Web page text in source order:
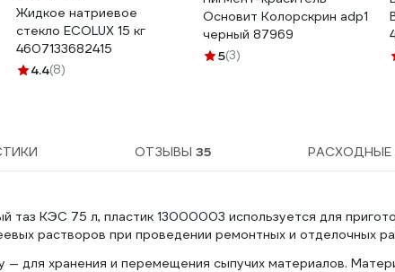
Жидкое натриевое
стекло ECOLUX 15 кг
4607133682415
4.4(8)
Основит Колорскрин adp1
черный 87969
5(3)
ОТЗЫВЫ 35 РАСХОДНЫЕ
таз КЭС 75 л, пластик 13000003 используется для
растворов при проведении ремонтных и отделочных
— для хранения и перемещения сыпучих материалов.